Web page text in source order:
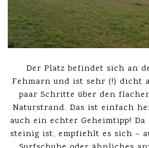
Der Platz befindet sich an
Fehmarn und ist sehr (!) dicht
paar Schritte über den
Naturstrand. Das ist einfach
auch ein echter Geheimtipp!
steinig ist, empfiehlt es sich –